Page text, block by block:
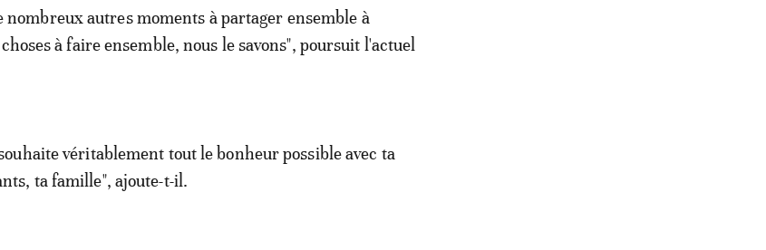
nombreux autres moments à partager ensemble à
à faire ensemble, nous le savons", poursuit l'actuel
véritablement tout le bonheur possible avec ta
ta famille", ajoute-t-il.